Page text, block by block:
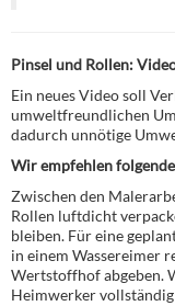
Pinsel und Rollen:
Ein neues Video soll
umweltfreundlichen
dadurch unnötige
Wir empfehlen
Zwischen den
Rollen luftdicht
bleiben. Für eine
in einem Wassereimer
Wertstoffhof abgeben.
Heimwerker